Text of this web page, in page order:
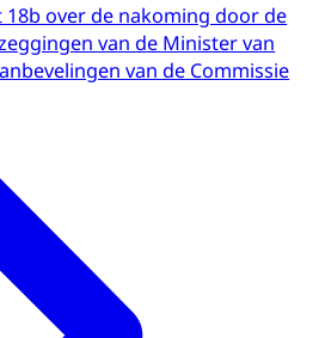
over de nakoming door de
van de Minister van
van de Commissie